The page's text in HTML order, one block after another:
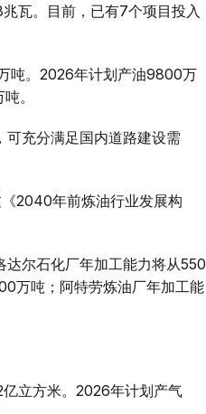
瓦。目前，已有7个项目投入
吨。2026年计划产油9800万
。
充分满足国内道路建设需
2040年前炼油行业发展构
尔石化厂年加工能力将从550
万吨；阿特劳炼油厂年加工能
立方米。2026年计划产气